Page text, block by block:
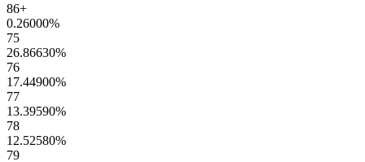
86+
0.26000%
75
26.86630%
76
17.44900%
77
13.39590%
78
12.52580%
79